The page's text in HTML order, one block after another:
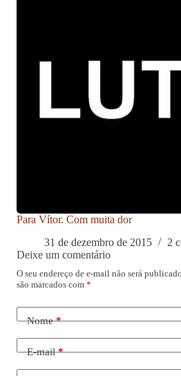
Para Vítor. Com muita dor
31 de dezembro de 2015
2
Deixe um comentário
O seu endereço de e-mail não será
são marcados com *
Nome*
E-mail*